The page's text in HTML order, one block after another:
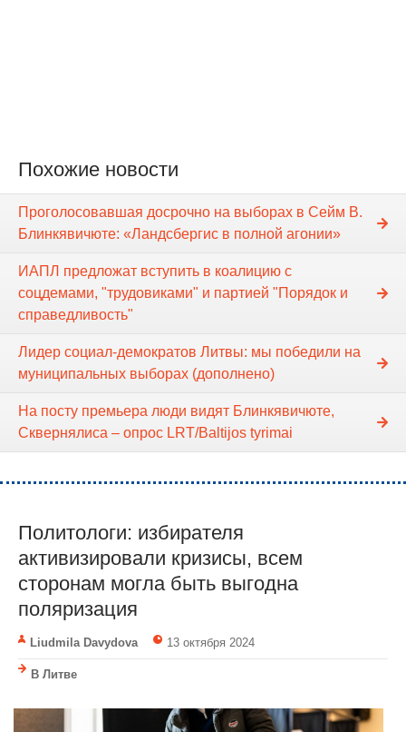
Похожие новости
Проголосовавшая досрочно на выборах в Сейм В.
Блинкявичюте: «Ландсбергис в полной агонии»
ИАПЛ предложат вступить в коалицию с
соцдемами, "трудовиками" и партией "Порядок и
справедливость"
Лидер социал-демократов Литвы: мы победили на
муниципальных выборах (дополнено)
На посту премьера люди видят Блинкявичюте,
Сквернялиса – опрос LRT/Baltijos tyrimai
Политологи: избирателя
активизировали кризисы, всем
сторонам могла быть выгодна
поляризация
Liudmila Davydova 13 октября 2024
В Литве